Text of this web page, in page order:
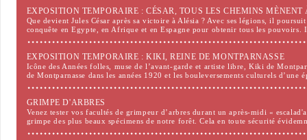
EXPOSITION TEMPORAIRE : CÉSAR, TOUS LES CHEMINS MÈNENT
Que devient Jules César après sa victoire à Alésia ? Avec ses légions, il
conquête en Egypte, en Afrique et en Espagne pour obtenir tous les
EXPOSITION TEMPORAIRE : KIKI, REINE DE MONTPARNASSE
Icône des Années folles, muse de l’avant-garde et artiste libre, Kiki de
de Montparnasse dans les années 1920 et les bouleversements culturels d’une
GRIMPE D'ARBRES
Venez tester vos facultés de grimpeur d’arbres durant un après-midi «
grimpe des plus beaux spécimens de notre forêt. Cela en toute sécurité